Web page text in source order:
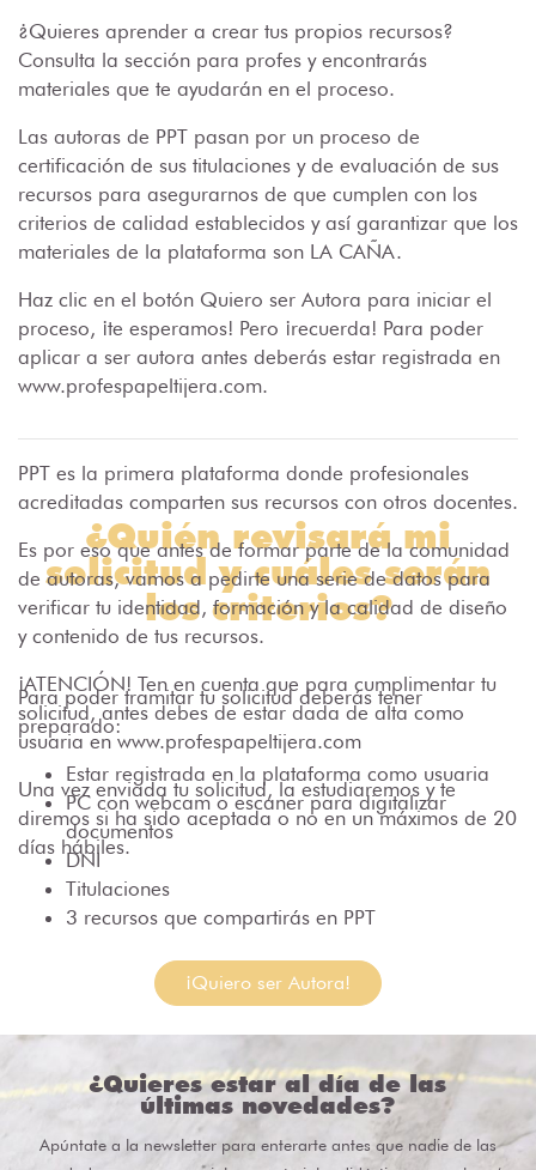
¿Quieres aprender a crear tus propios recursos?
Consulta la sección para profes y encontrarás
materiales que te ayudarán en el proceso.
Las autoras de PPT pasan por un proceso de
certificación de sus titulaciones y de evaluación de sus
recursos para asegurarnos de que cumplen con los
criterios de calidad establecidos y así garantizar que los
materiales de la plataforma son LA CAÑA.
Haz clic en el botón Quiero ser Autora para iniciar el
proceso, ¡te esperamos! Pero ¡recuerda! Para poder
aplicar a ser autora antes deberás estar registrada en
www.profespapeltijera.com.
PPT es la primera plataforma donde profesionales
acreditadas comparten sus recursos con otros docentes.
Es por eso que antes de formar parte de la comunidad
de autoras, vamos a pedirte una serie de datos para
verificar tu identidad, formación y la calidad de diseño
y contenido de tus recursos.
¡ATENCIÓN! Ten en cuenta que para cumplimentar tu
solicitud, antes debes de estar dada de alta como
usuaria en www.profespapeltijera.com
Una vez enviada tu solicitud, la estudiaremos y te
diremos si ha sido aceptada o no en un máximos de 20
días hábiles.
¿Quién revisará mi
solicitud y cuáles serán
los criterios?
Para poder tramitar tu solicitud deberás tener
preparado:
Estar registrada en la plataforma como usuaria
PC con webcam o escaner para digitalizar
documentos
DNI
Titulaciones
3 recursos que compartirás en PPT
¡Quiero ser Autora!
¿Quieres estar al día de las
últimas novedades?
Apúntate a la newsletter para enterarte antes que nadie de las